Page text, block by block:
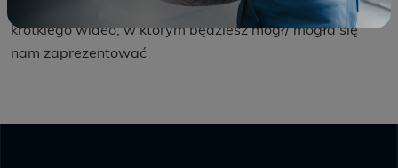
dlatego możesz zostać poproszony/a o nagranie
krótkiego wideo, w którym będziesz mógł/ mogła się
nam zaprezentować